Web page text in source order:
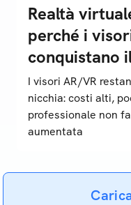
Realtà
perché i
conquistano
I visori AR/VR
nicchia: costi alti,
professionale non
aumentata